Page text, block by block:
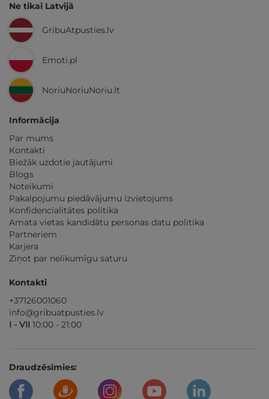
Ne tikai Latvijā
GribuAtpusties.lv
Emoti.pl
NoriuNoriuNoriu.lt
Informācija
Par mums
Kontakti
Biežāk uzdotie jautājumi
Blogs
Noteikumi
Pakalpojumu piedāvājumu izvietojums
Konfidencialitātes politika
Amata vietas kandidātu personas datu politika
Partneriem
Karjera
Ziņot par nelikumīgu saturu
Kontakti
+37126001060
info@gribuatpusties.lv
I - VII 10:00 - 21:00
Draudzēsimies: